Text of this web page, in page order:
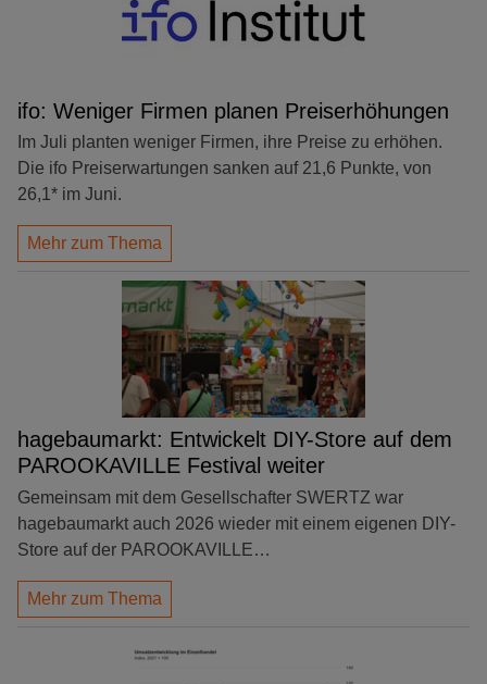
ifo: Weniger Firmen planen Preiserhöhungen
Im Juli planten weniger Firmen, ihre Preise zu erhöhen.
Die ifo Preiserwartungen sanken auf 21,6 Punkte, von
26,1* im Juni.
Mehr zum Thema
hagebaumarkt: Entwickelt DIY-Store auf dem
PAROOKAVILLE Festival weiter
Gemeinsam mit dem Gesellschafter SWERTZ war
hagebaumarkt auch 2026 wieder mit einem eigenen DIY-
Store auf der PAROOKAVILLE…
Mehr zum Thema